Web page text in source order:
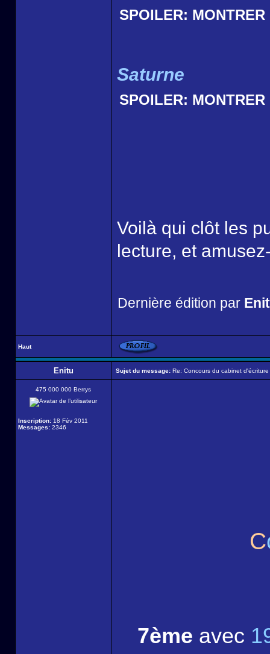
SPOILER: MONTRER
Saturne
SPOILER: MONTRER
Voilà qui clôt les
lecture, et
Dernière édition par
Haut
Enitu Sujet du message: Re: Concours du cabinet
475 000 000 Berrys
Inscription: 18 Fév 2011
Messages: 2346
C
7ème avec